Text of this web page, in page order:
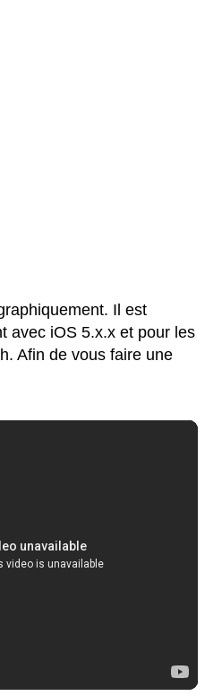
Il est
avec iOS 5.x.x et pour les
Afin de vous faire une